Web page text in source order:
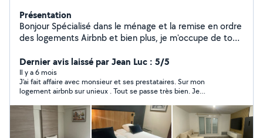
Présentation
Bonjour Spécialisé dans le ménage et la remise en ordre
des logements Airbnb et bien plus, je m'occupe de tout
de draps et préparation du logement pour les prochains
voyageurs. Sérieux, discret et organisé, je veille à ce que
chaque espace soit impeccable comme neuf Basé à
Saint-Étienne, je suis véhiculé et peux facilement me
déplacer dans les alentours. Mon objectif : vous
simplifier la vie et garantir un logement toujours prêt à
accueillir vos hôtes dans les meilleures conditions
Dernier avis laissé par Jean Luc : 5/5
Il y a 6 mois
J'ai fait affaire avec monsieur et ses prestataires. Sur mon
logement airbnb sur unieux . Tout se passe très bien. Je